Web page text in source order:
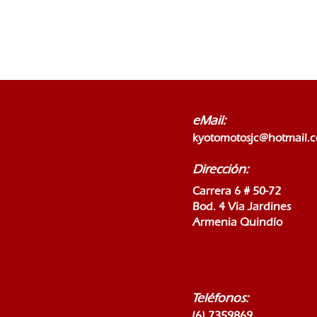
eMail:
Dirección:
Carrera 6 # 50-72
Bod. 4 Via Jardines
Armenia Quindío
Teléfonos: